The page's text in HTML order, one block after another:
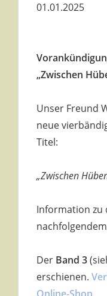
01.01.2025
„Zwischen
Unser Freund
neue
Titel:
„Zwischen
Information zu
Der Band 3
erschienen.